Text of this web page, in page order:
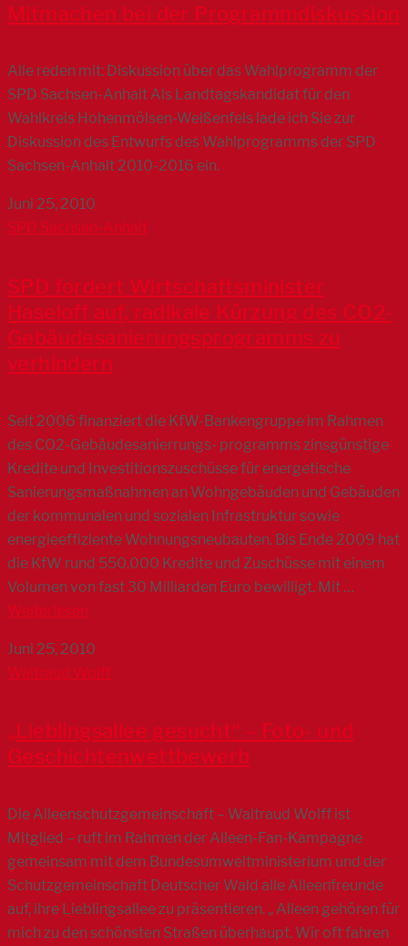
Mitmachen bei der Programmdiskussion
Alle reden mit: Diskussion über das Wahlprogramm der
SPD Sachsen-Anhalt Als Landtagskandidat für den
Wahlkreis Hohenmölsen-Weißenfels lade ich Sie zur
Diskussion des Entwurfs des Wahlprogramms der SPD
Sachsen-Anhalt 2010-2016 ein.
Juni 25, 2010
SPD Sachsen-Anhalt
SPD fordert Wirtschaftsminister
Haseloff auf, radikale Kürzung des CO2-
Gebäudesanierungsprogramms zu
verhindern
Seit 2006 finanziert die KfW-Bankengruppe im Rahmen
des CO2-Gebäudesanierrungs- programms zinsgünstige
Kredite und Investitionszuschüsse für energetische
Sanierungsmaßnahmen an Wohngebäuden und Gebäuden
der kommunalen und sozialen Infrastruktur sowie
energieeffiziente Wohnungsneubauten. Bis Ende 2009 hat
die KfW rund 550.000 Kredite und Zuschüsse mit einem
Volumen von fast 30 Milliarden Euro bewilligt. Mit …
Weiterlesen
Juni 25, 2010
Waltraud Wolff
„Lieblingsallee gesucht“ – Foto- und
Geschichtenwettbewerb
Die Alleenschutzgemeinschaft – Waltraud Wolff ist
Mitglied – ruft im Rahmen der Alleen-Fan-Kampagne
gemeinsam mit dem Bundesumweltministerium und der
Schutzgemeinschaft Deutscher Wald alle Alleenfreunde
auf, ihre Lieblingsallee zu präsentieren. „ Alleen gehören für
mich zu den schönsten Straßen überhaupt. Wir oft fahren